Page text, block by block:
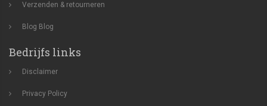
Verzenden & retourneren
Blog Blog
Bedrijfs links
Disclaimer
Privacy Policy